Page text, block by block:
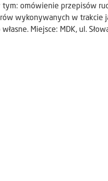
omówienie przepisów
wykonywanych w trakcie
Miejsce: MDK, ul.